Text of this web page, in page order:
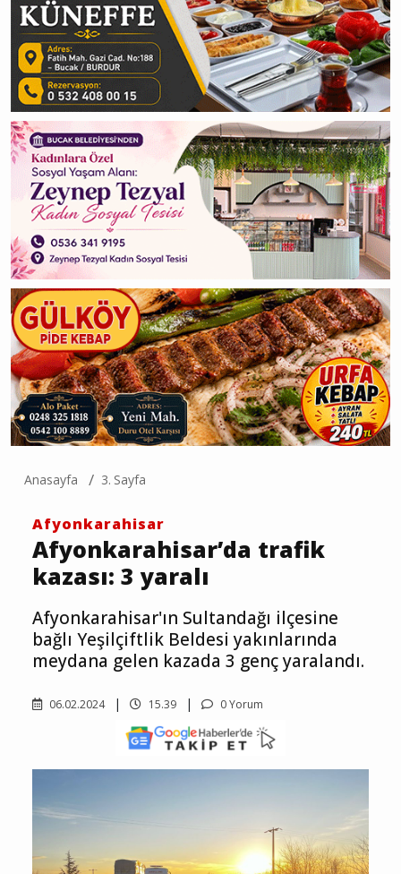
Anasayfa 3. Sayfa
Afyonkarahisar
Afyonkarahisar’da trafik
kazası: 3 yaralı
Afyonkarahisar'ın Sultandağı ilçesine
bağlı Yeşilçiftlik Beldesi yakınlarında
meydana gelen kazada 3 genç yaralandı.
06.02.2024 15.39 0 Yorum